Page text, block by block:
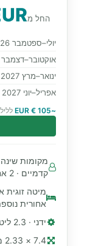
החל מ
יולי–ספטמבר 2026
אוקטובר–דצמבר 2026
ינואר–מרץ 2027
אפריל–יוני 2027
~105 € EUR
קדמיים · 2 אחוריים)
מיטה זוגית
אחורית
ידני · 2.3 ליטר דיזל / 130 כ"ס
7.4 × 2.33 מ׳ (≈ 24 רגל)